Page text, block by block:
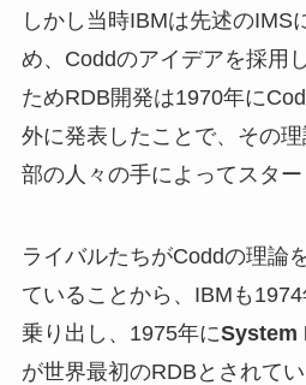
しかし当時IBMは先述のIMS
め、Coddのアイデアを採用
ためRDB開発は1970年に
外に発表したことで、その
部の人々の手によってスター
ライバルたちがCoddの理論
ていることから、IBMも
乗り出し、1975年にSystem
が世界最初のRDBとされて